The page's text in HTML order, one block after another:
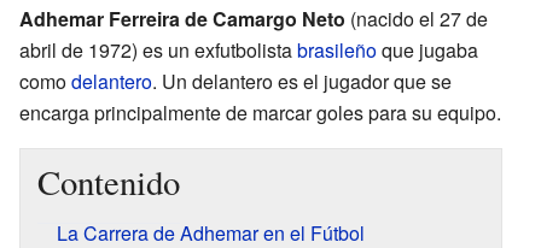
Adhemar Ferreira de Camargo Neto (nacido el 27 de
abril de 1972) es un exfutbolistabrasileñoque jugaba
comodelantero. Un delantero es el jugador que se
encarga principalmente de marcar goles para su equipo.
Contenido
La Carrera de Adhemar en el Fútbol